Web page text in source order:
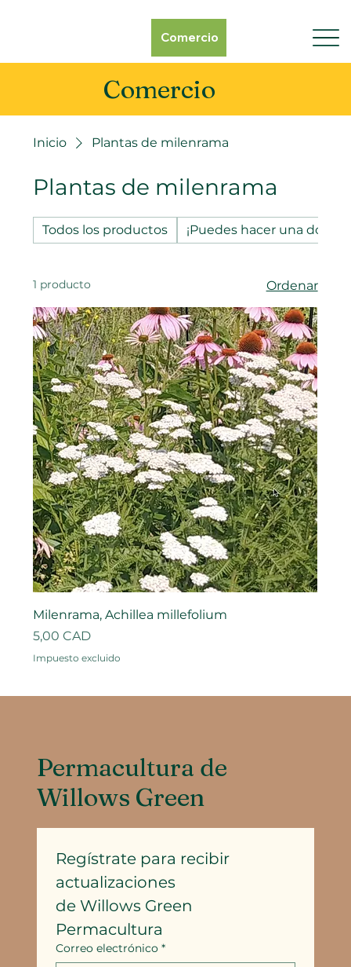
Comercio
Comercio
Inicio Plantas de milenrama
Plantas de milenrama
Todos los productos ¡Puedes hacer una
1 producto Ordenar
Milenrama, Achillea millefolium
Precio
5,00 CAD
Impuesto excluido
Permacultura de
Willows Green
Regístrate para recibir
actualizaciones
de Willows Green
Permacultura
Correo electrónico *